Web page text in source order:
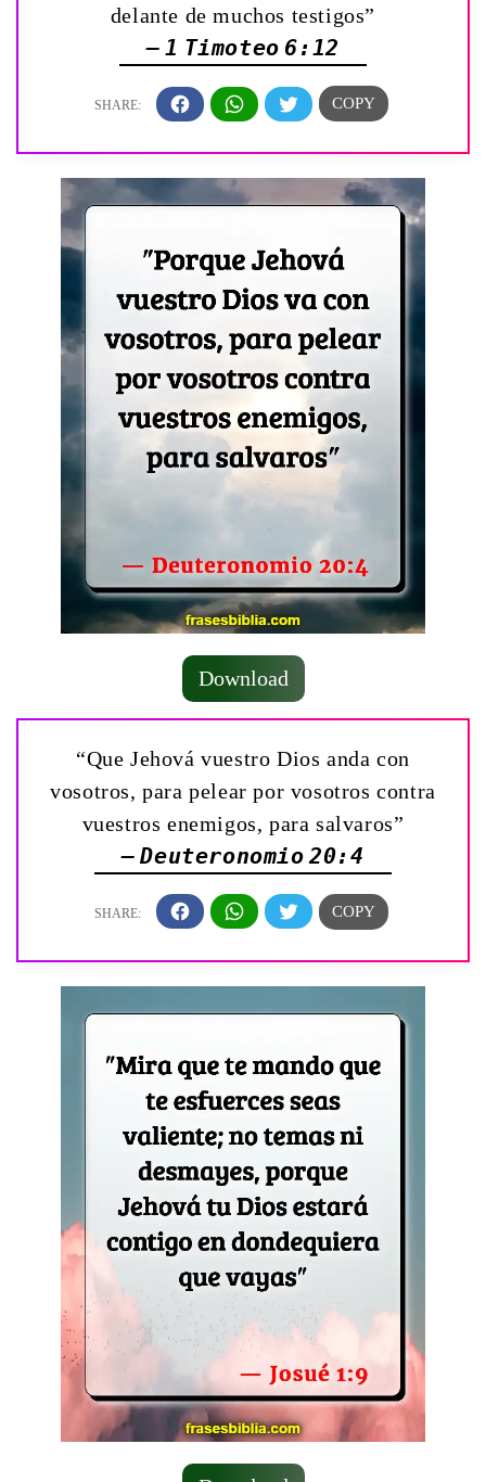
delante de muchos testigos”
— 1 Timoteo 6:12
Download
“Que Jehová vuestro Dios anda con
vosotros, para pelear por vosotros contra
vuestros enemigos, para salvaros”
— Deuteronomio 20:4